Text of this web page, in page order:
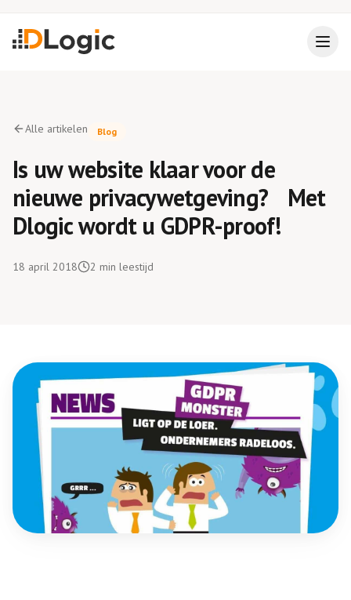
Alle artikelen Blog
Is uw website klaar voor de
nieuwe privacywetgeving? Met
Dlogic wordt u GDPR-proof!
18 april 2018 2 min leestijd